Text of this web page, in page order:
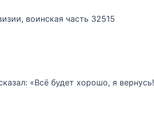
воинская часть 32515
«Всё будет хорошо, я вернусь!